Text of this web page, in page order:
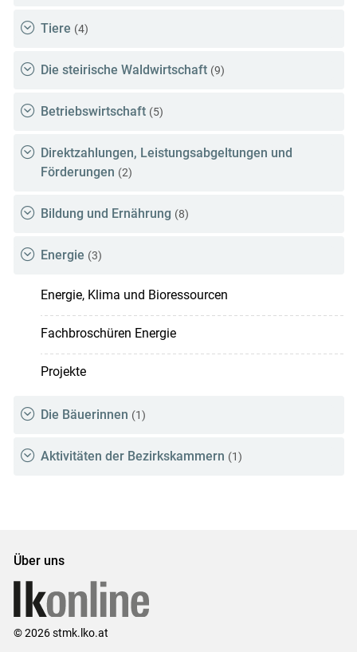
Tiere (4)
Die steirische Waldwirtschaft (9)
Betriebswirtschaft (5)
Direktzahlungen, Leistungsabgeltungen und
Förderungen (2)
Bildung und Ernährung (8)
Energie (3)
Energie, Klima und Bioressourcen
Fachbroschüren Energie
Projekte
Die Bäuerinnen (1)
Aktivitäten der Bezirkskammern (1)
Über uns
© 2026 stmk.lko.at